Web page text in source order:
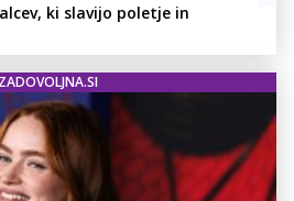
ki slavijo poletje in
ZADOVOLJNA.SI